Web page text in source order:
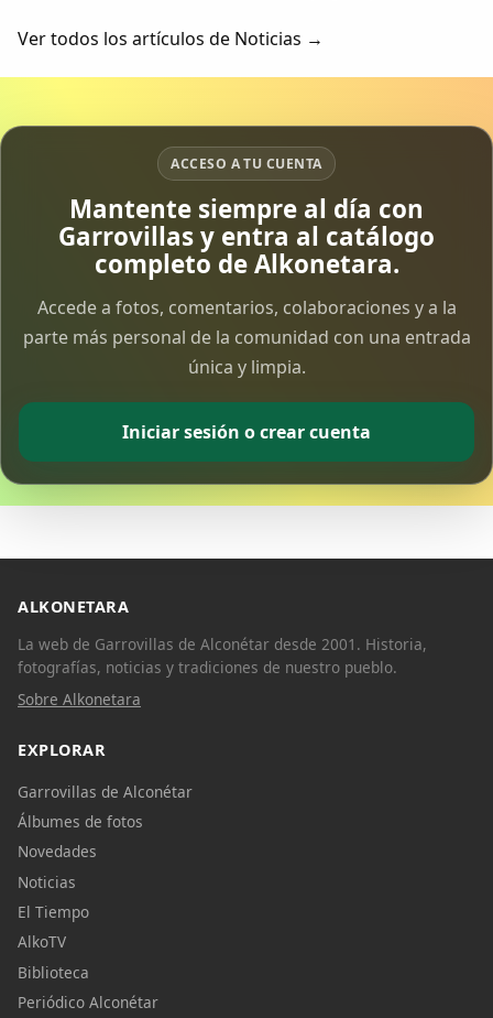
de archivos desde 2004 como...
Ver todos los artículos de Noticias →
ACCESO A TU CUENTA
Mantente siempre al día con
Garrovillas y entra al catálogo
completo de Alkonetara.
Accede a fotos, comentarios, colaboraciones y a la
parte más personal de la comunidad con una entrada
única y limpia.
Iniciar sesión o crear cuenta
ALKONETARA
La web de Garrovillas de Alconétar desde 2001. Historia,
fotografías, noticias y tradiciones de nuestro pueblo.
Sobre Alkonetara
EXPLORAR
Garrovillas de Alconétar
Álbumes de fotos
Novedades
Noticias
El Tiempo
AlkoTV
Biblioteca
Periódico Alconétar